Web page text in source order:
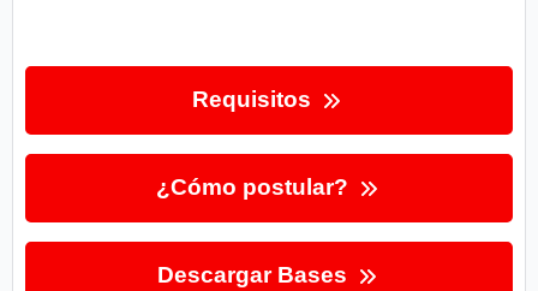
Requisitos
¿Cómo postular?
Descargar Bases